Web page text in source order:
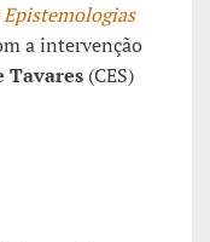
Epistemologias
a intervenção
Tavares (CES)